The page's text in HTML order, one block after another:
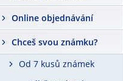
Online objednávání
Chceš svou známku?
Od 7 kusů známek